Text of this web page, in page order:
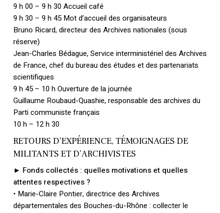
9 h 00 – 9 h 30 Accueil café
9 h 30 – 9 h 45 Mot d’accueil des organisateurs
Bruno Ricard, directeur des Archives nationales (sous
réserve)
Jean-Charles Bédague, Service interministériel des Archives
de France, chef du bureau des études et des partenariats
scientifiques
9 h 45 – 10 h Ouverture de la journée
Guillaume Roubaud-Quashie, responsable des archives du
Parti communiste français
10 h – 12 h 30
RETOURS D’EXPÉRIENCE, TÉMOIGNAGES DE
MILITANTS ET D’ARCHIVISTES
► Fonds collectés : quelles motivations et quelles
attentes respectives ?
• Marie-Claire Pontier, directrice des Archives
départementales des Bouches-du-Rhône : collecter le